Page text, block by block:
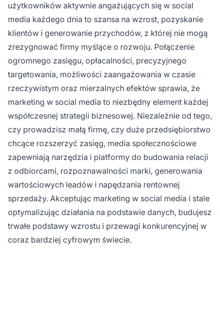
użytkowników aktywnie angażujących się w social
media każdego dnia to szansa na wzrost, pozyskanie
klientów i generowanie przychodów, z której nie mogą
zrezygnować firmy myślące o rozwoju. Połączenie
ogromnego zasięgu, opłacalności, precyzyjnego
targetowania, możliwości zaangażowania w czasie
rzeczywistym oraz mierzalnych efektów sprawia, że
marketing w social media to niezbędny element każdej
współczesnej strategii biznesowej. Niezależnie od tego,
czy prowadzisz małą firmę, czy duże przedsiębiorstwo
chcące rozszerzyć zasięg, media społecznościowe
zapewniają narzędzia i platformy do budowania relacji
z odbiorcami, rozpoznawalności marki, generowania
wartościowych leadów i napędzania rentownej
sprzedaży. Akceptując marketing w social media i stale
optymalizując działania na podstawie danych, budujesz
trwałe podstawy wzrostu i przewagi konkurencyjnej w
coraz bardziej cyfrowym świecie.